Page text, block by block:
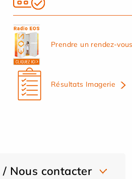
Prendre un rendez-
Résultats Imagerie
Nous contacter